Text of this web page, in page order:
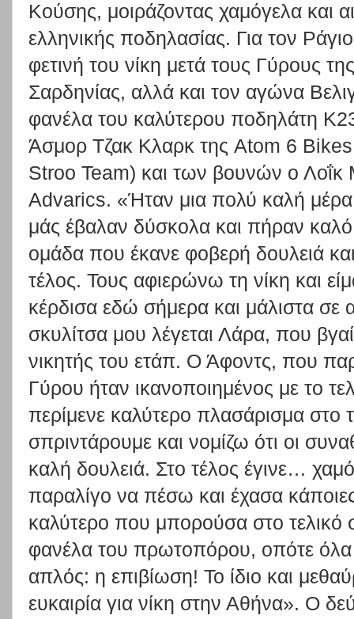
Κούσης, μοιράζοντας χαμόγελα και
ελληνικής ποδηλασίας. Για τον
φετινή του νίκη μετά τους Γύρους
Σαρδηνίας, αλλά και τον αγώνα
φανέλα του καλύτερου ποδηλάτη
Άσμορ Τζακ Κλαρκ της Atom 6
Stroo Team) και των βουνών ο Λοΐκ
Advarics. «Ήταν μια πολύ καλή
μάς έβαλαν δύσκολα και πήραν
ομάδα που έκανε φοβερή δουλειά
τέλος. Τους αφιερώνω τη νίκη και
κέρδισα εδώ σήμερα και μάλιστα σε
σκυλίτσα μου λέγεται Λάρα, που
νικητής του ετάπ. Ο Άφοντς, που
Γύρου ήταν ικανοποιημένος με το
περίμενε καλύτερο πλασάρισμα στο
σπριντάρουμε και νομίζω ότι οι
καλή δουλειά. Στο τέλος έγινε…
παραλίγο να πέσω και έχασα
καλύτερο που μπορούσα στο τελικό
φανέλα του πρωτοπόρου, οπότε όλα
απλός: η επιβίωση! Το ίδιο και
ευκαιρία για νίκη στην Αθήνα». O